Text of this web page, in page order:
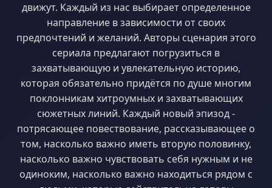
движут. Каждый из нас выбирает определенное
направление в зависимости от своих
предпочтений и желаний. Авторы сценария этого
сериала предлагают погрузиться в
захватывающую и увлекательную историю,
которая обязательно придётся по душе многим
поклонникам хитроумных и захватывающих
сюжетных линий. Каждый новый эпизод -
потрясающее повествование, рассказывающее о
том, насколько важно иметь вторую половинку,
насколько важно чувствовать себя нужным и не
одиноким, насколько важно находиться рядом с